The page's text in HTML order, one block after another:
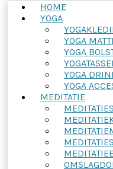
HOME
YOGA
YOGA
YOGA
YOGA
YOGA
MEDITATIE